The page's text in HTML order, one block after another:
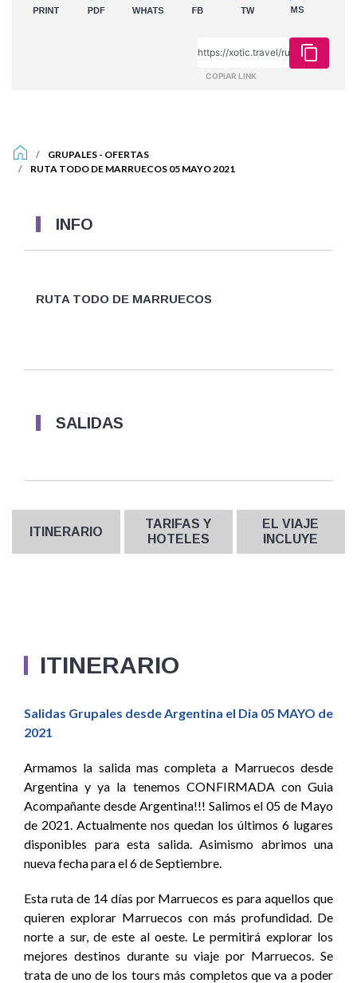
COPIAR LINK
GRUPALES - OFERTAS
RUTA TODO DE MARRUECOS 05 MAYO 2021
INFO
RUTA TODO DE MARRUECOS
SALIDAS
ITINERARIO
TARIFAS Y
HOTELES
EL VIAJE
INCLUYE
ITINERARIO
Salidas Grupales desde Argentina el Dia 05 MAYO de
2021
Armamos la salida mas completa a Marruecos desde
Argentina y ya la tenemos CONFIRMADA con Guia
Acompañante desde Argentina!!! Salimos el 05 de Mayo
de 2021. Actualmente nos quedan los últimos 6 lugares
disponibles para esta salida. Asimismo abrimos una
nueva fecha para el 6 de Septiembre.
Esta ruta de 14 días por Marruecos es para aquellos que
quieren explorar Marruecos con más profundidad. De
norte a sur, de este al oeste. Le permitirá explorar los
mejores destinos durante su viaje por Marruecos. Se
trata de uno de los tours más completos que va a poder